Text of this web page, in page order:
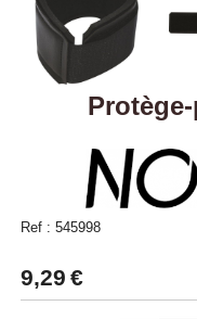
Ref : 545998
9,29 €